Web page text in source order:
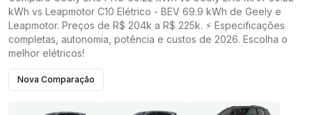
kWh vs Leapmotor C10 Elétrico - BEV 69.9 kWh de Geely e
Leapmotor. Preços de R$ 204k a R$ 225k. ⚡ Especificações
completas, autonomia, potência e custos de 2026. Escolha o
melhor elétricos!
Nova Comparação